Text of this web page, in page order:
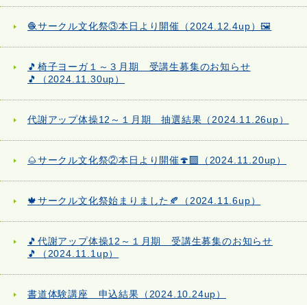
🧶サークル文化祭③本日より開催（2024.12.4up）🖼️
🎵椅子ヨーガ１～３月期 受講生募集のお知らせ
🎵（2024.11.30up）
代謝アップ体操12～１月期 抽選結果（2024.11.26up）
🌰サークル文化祭②本日より開催🍄‍🟫（2024.11.20up）
🍁サークル文化祭始まりました🍂（2024.11.6up）
🎵代謝アップ体操12～１月期 受講生募集のお知らせ
🎵（2024.11.1up）
書道体験講座 申込結果（2024.10.24up）